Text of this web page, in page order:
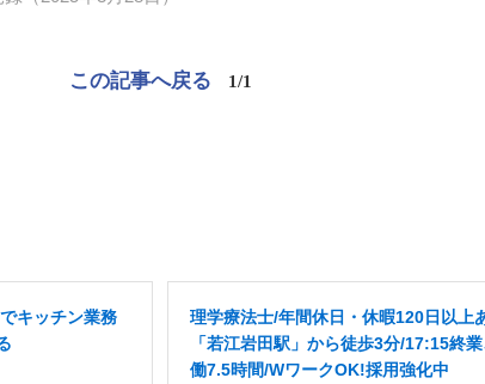
この記事へ戻る 1/1
キッチン業務
理学療法士/年間休日・休暇120日以上
「若江岩田駅」から徒歩3分/17:15終
働7.5時間/WワークOK!採用強化中